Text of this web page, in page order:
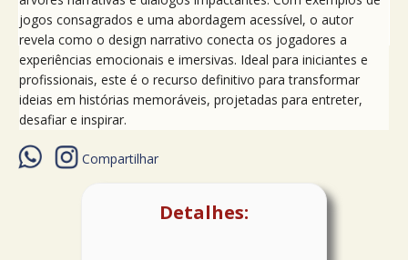
jogos consagrados e uma abordagem acessível, o autor
revela como o design narrativo conecta os jogadores a
experiências emocionais e imersivas. Ideal para iniciantes e
profissionais, este é o recurso definitivo para transformar
ideias em histórias memoráveis, projetadas para entreter,
desafiar e inspirar.
Compartilhar
Detalhes: